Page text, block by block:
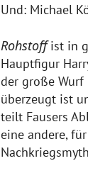
Und: Michael
Rohstoffist in
Hauptfigur
der große
überzeugt ist
teilt Fausers
eine andere,